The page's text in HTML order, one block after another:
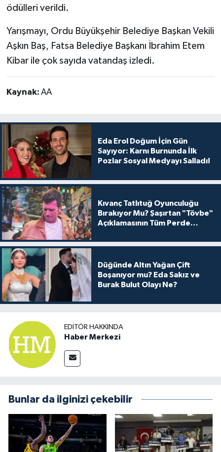
ödülleri verildi.
Yarışmayı, Ordu Büyükşehir Belediye Başkan Vekili
Aşkın Baş, Fatsa Belediye Başkanı İbrahim Etem
Kibar ile çok sayıda vatandaş izledi.
Kaynak: AA
Eda Erol Doğum İçin Gün
Sayıyor: Karnı Burnunda İlk
Pozlar Sosyal Medyayı Salladı!
Kıvanç Tatlıtuğ Oyunculuğu
Bırakıyor Mu? Şaşırtan "Tövbe"
Açıklamasının Tüm Perde
Düğünde Altın Yağan Çift
Boşanıyor mu? Eda Sakız ve
Burak Bulut Olayı Ne?
EDITÖR HAKKINDA
Haber Merkezi
Bunlar da ilginizi çekebilir